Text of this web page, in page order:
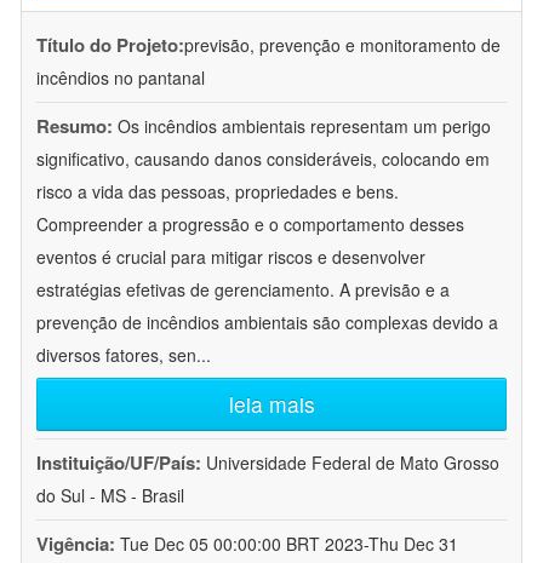
Título do Projeto:previsão, prevenção e monitoramento de
incêndios no pantanal
Resumo: Os incêndios ambientais representam um perigo
significativo, causando danos consideráveis, colocando em
risco a vida das pessoas, propriedades e bens.
Compreender a progressão e o comportamento desses
eventos é crucial para mitigar riscos e desenvolver
estratégias efetivas de gerenciamento. A previsão e a
prevenção de incêndios ambientais são complexas devido a
diversos fatores, sen...
leia mais
Instituição/UF/País: Universidade Federal de Mato Grosso
do Sul - MS - Brasil
Vigência: Tue Dec 05 00:00:00 BRT 2023-Thu Dec 31